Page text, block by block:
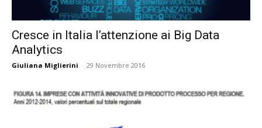
Cresce in Italia l’attenzione ai Big Data
Analytics
Giuliana Miglierini - 29 Novembre 2016